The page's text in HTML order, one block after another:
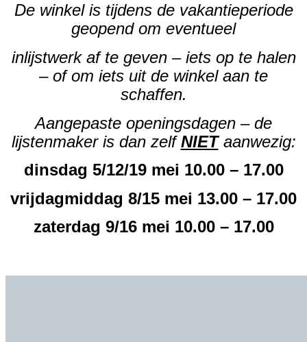
De winkel is tijdens de vakantieperiode
geopend om eventueel
inlijstwerk af te geven – iets op te halen
– of om iets uit de winkel aan te
schaffen.
Aangepaste openingsdagen – de
lijstenmaker is dan zelfNIETaanwezig:
dinsdag 5/12/19 mei 10.00 – 17.00
vrijdagmiddag 8/15 mei 13.00 – 17.00
zaterdag 9/16 mei 10.00 – 17.00